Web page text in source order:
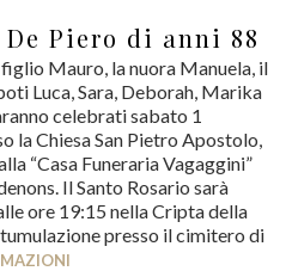
Piero di anni 88
Mauro, la nuora Manuela, il
Luca, Sara, Deborah, Marika
celebrati sabato 1
la Chiesa San Pietro Apostolo,
“Casa Funeraria Vagaggini”
Il Santo Rosario sarà
ore 19:15 nella Cripta della
presso il cimitero di